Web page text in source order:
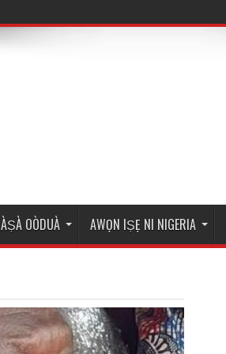
ÀṢÀ OÒDUÀ AWỌN IṢẸ NI NIGERIA